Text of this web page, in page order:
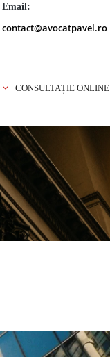
Email:
contact@avocatpavel.ro
CONSULTAȚIE ONLINE